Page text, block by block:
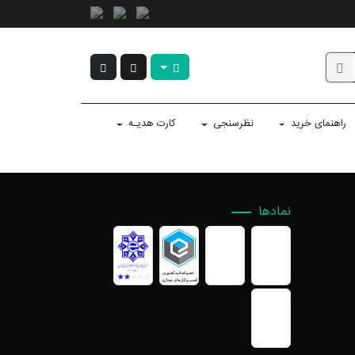
راهنمای خرید نظرسنجی کارت هدیـه
نمادها